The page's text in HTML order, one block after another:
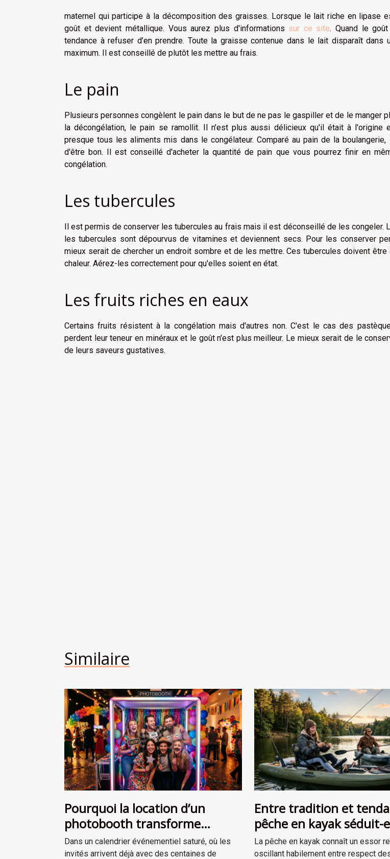
maternel qui participe à la décomposition des graisses. Lorsque le lait riche en lipase
goût et devient métallique. Vous aurez plus d'informations sur ce site. Quand le
tendance à refuser d’en prendre. Toute la graisse contenue dans le lait disparaît dans
maximum. Il est conseillé de plutôt les mettre au frais.
Le pain
Plusieurs personnes congèlent le pain dans le but de ne pas le gaspiller et de le manger
la décongélation, le pain se ramollit. Il n'est plus aussi délicieux qu'il était à l'origine
presque tous les aliments mis dans le congélateur. Comparé au pain de la
d'être bon. Il est conseillé d'acheter la quantité de pain que vous pourrez finir en
congélation.
Les tubercules
Il est permis de conserver les tubercules au frais mais il est déconseillé de les congeler.
les tubercules sont dépourvus de vitamines et deviennent secs. Pour les conserver
mieux serait de chercher un endroit sombre et de les mettre. Ces tubercules doivent
chaleur. Aérez-les correctement pour qu'elles soient en état.
Les fruits riches en eaux
Certains fruits résistent à la congélation mais d'autres non. C'est le cas des
perdent leur teneur en minéraux et le goût n'est plus meilleur. Le mieux serait de le
de leurs saveurs gustatives.
Similaire
Pourquoi la location d’un
photobooth transforme
l’ambiance de votre événement
Dans un calendrier événementiel saturé, où les
invités arrivent déjà avec des centaines de
Entre tradition et
pêche en kayak séduit-
nouvelle génération ?
La pêche en kayak connaît un essor
oscillant habilement entre respect